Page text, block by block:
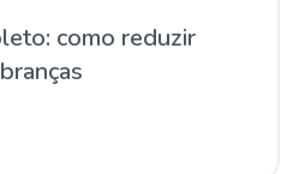
como reduzir